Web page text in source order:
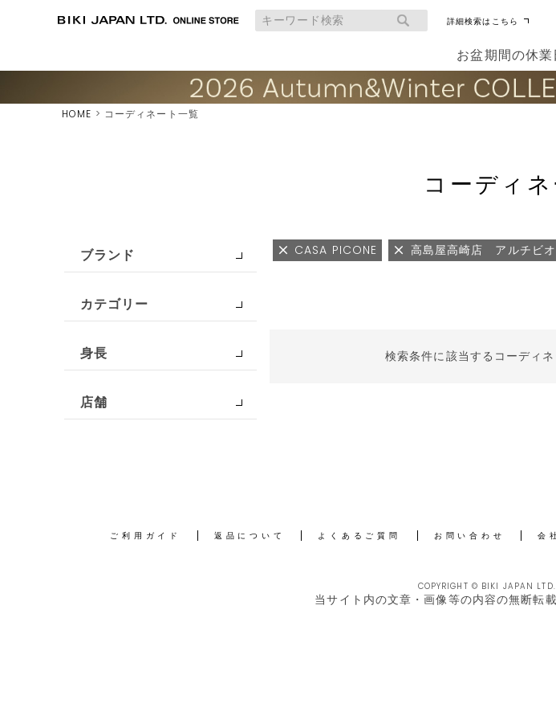
詳細検索はこちら
お盆期間の休
HOME コーディネート一覧
コーディ
ブランド
カテゴリー
身長
店舗
CASA PICONE 高島屋高崎店 アルチビオ
検索条件に該当するコーディ
ご利用ガイド 返品について よくあるご質問 お問い合わせ 会
COPYRIGHT © BIKI JAPAN LTD.
当サイト内の文章・画像等の内容の無断転